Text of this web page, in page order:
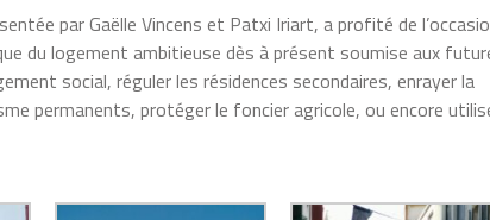
par Gaëlle Vincens et Patxi Iriart, a profité de
du logement ambitieuse dès à présent soumise aux
social, réguler les résidences secondaires, enrayer la
permanents, protéger le foncier agricole, ou encore